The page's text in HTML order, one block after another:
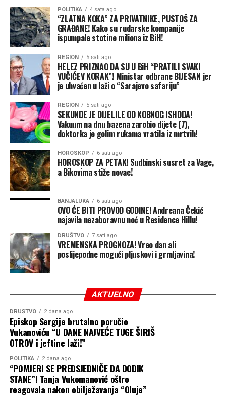
Ovo nije prvi put da je pomorski saobraćaj na Crnom
moru prekinut od početka ruske invazije. Talasi ruskih
napada na luke krajem 2025. i početkom 2026. godine
nisu zadugo usporili rad. Ali ovi posljednji udari su i širi i
žešći, u velikoj mjeri zato što su nedavni uspjesi Ukrajine,
naročito unutar same Rusije, isprovocirali Putina da
pokuša da povrati inicijativu na frontu. Za sada, i
Ukrajina i Rusija ostaju posvećene agresivnim vojnim
strategijama.
Putinova taktika i glavni cilj
Neposredni problem Ukrajine jeste to što se oslanja na
ograničene zalihe američkih PVO sistema „patriot” –
jedinu pouzdanu odbranu od ruskih raketa – kako bi
zaštitila svoje gradove i vojne linije snabdijevanja.
Premještanje „patriota” radi odbrane luka bilo bi i
preskupo i izuzetno rizično. Svjesna toga, Rusija će
nastaviti da gađa luke raketama i dronovima, ne
ostavljajući osiguravajućim kućama razlog da smanje
premije, a brodovlasnicima motiv da se vrate.
Pored toga što smanjuje prihode Kijeva i njegovu
sposobnost da finansira rat, Moskva se nada da će
međunarodnu podršku Ukrajini. Ukrajina obezbjeđuje
četvrtinu uvoza pšenice za Egipat i oko 18 procenata za
Indoneziju. Takođe je najveći dobavljač kukuruza za
Evropsku uniju, pokriva čak 92 odsto njenog uvoza
suncokretovog ulja i ostaje ključni izvor stočne hrane i
Putin računa na to da će poskupljenje hrane – u
trenutku kada američki rat sa Iranom već podiže cijene
POLITIKA 4 sata ago
“ZLATNA KOKA” ZA PRIVATNIKE, PUSTOŠ ZA
GRAĐANE! Kako su rudarske kompanije
ispumpale stotine miliona iz BiH!
REGION 5 sati ago
HELEZ PRIZNAO DA SU U BiH “PRATILI SVAKI
VUČIĆEV KORAK”! Ministar odbrane BIJESAN jer
je uhvaćen u laži o “Sarajevo safariju”
REGION 5 sati ago
SEKUNDE JE DIJELILE OD KOBNOG ISHODA!
Vakuum na dnu bazena zarobio dijete (7),
doktorka je golim rukama vratila iz mrtvih!
HOROSKOP 6 sati ago
HOROSKOP ZA PETAK! Sudbinski susret za Vage,
a Bikovima stiže novac!
BANJALUKA 6 sati ago
OVO ĆE BITI PROVOD GODINE! Andreana Čekić
najavila nezaboravnu noć u Residence Hillu!
DRUŠTVO 7 sati ago
VREMENSKA PROGNOZA! Vreo dan ali
poslijepodne mogući pljuskovi i grmljavina!
AKTUELNO
DRUŠTVO 2 dana ago
Episkop Sergije brutalno poručio
Vukanoviću “U DANE NAJVEĆE TUGE ŠIRIŠ
OTROV i jeftine laži!”
POLITIKA 2 dana ago
“POMJERI SE PREDSJEDNIČE DA DODIK
STANE”! Tanja Vukomanović oštro
reagovala nakon obilježavanja “Oluje”